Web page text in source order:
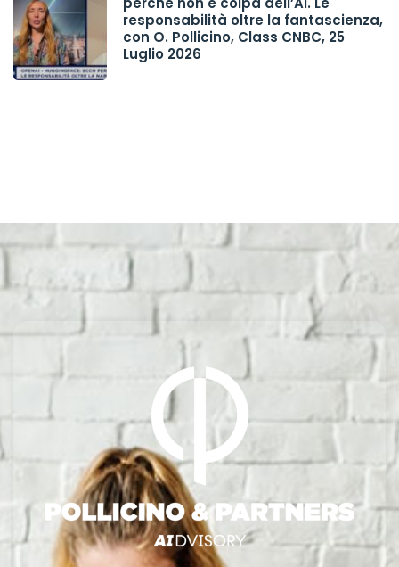
responsabilità oltre la fantascienza,
con O. Pollicino, Class CNBC, 25
Luglio 2026